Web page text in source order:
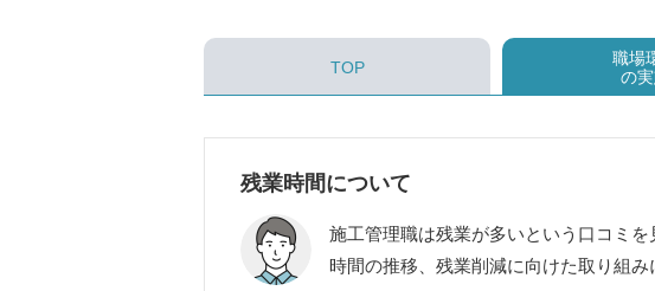
TOP
職場
の
残業時間について
施工管理職は残業が多いという口コミ
時間の推移、残業削減に向けた取り組み